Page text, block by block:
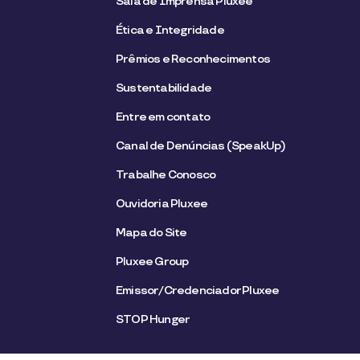
Ética e Integridade
Prêmios e Reconhecimentos
Sustentabilidade
Entre em contato
Canal de Denúncias (SpeakUp)
Trabalhe Conosco
Ouvidoria Pluxee
Mapa do Site
Pluxee Group
Emissor/Credenciador Pluxee
STOP Hunger